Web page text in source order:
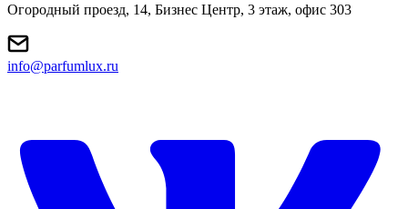
Огородный проезд, 14, Бизнес Центр, 3 этаж, офис 303
info@parfumlux.ru